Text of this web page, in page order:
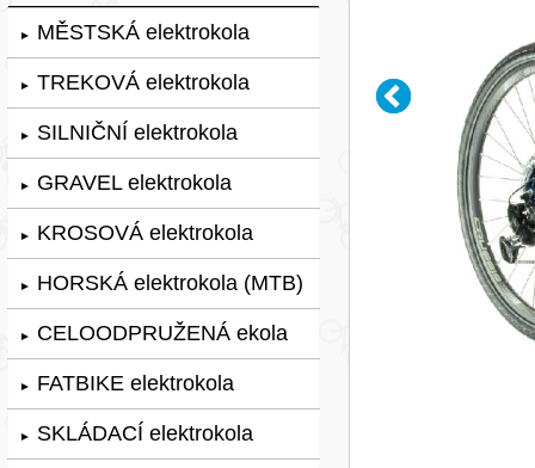
► MĚSTSKÁ elektrokola
► TREKOVÁ elektrokola
► SILNIČNÍ elektrokola
► GRAVEL elektrokola
► KROSOVÁ elektrokola
► HORSKÁ elektrokola (MTB)
► CELOODPRUŽENÁ ekola
► FATBIKE elektrokola
► SKLÁDACÍ elektrokola